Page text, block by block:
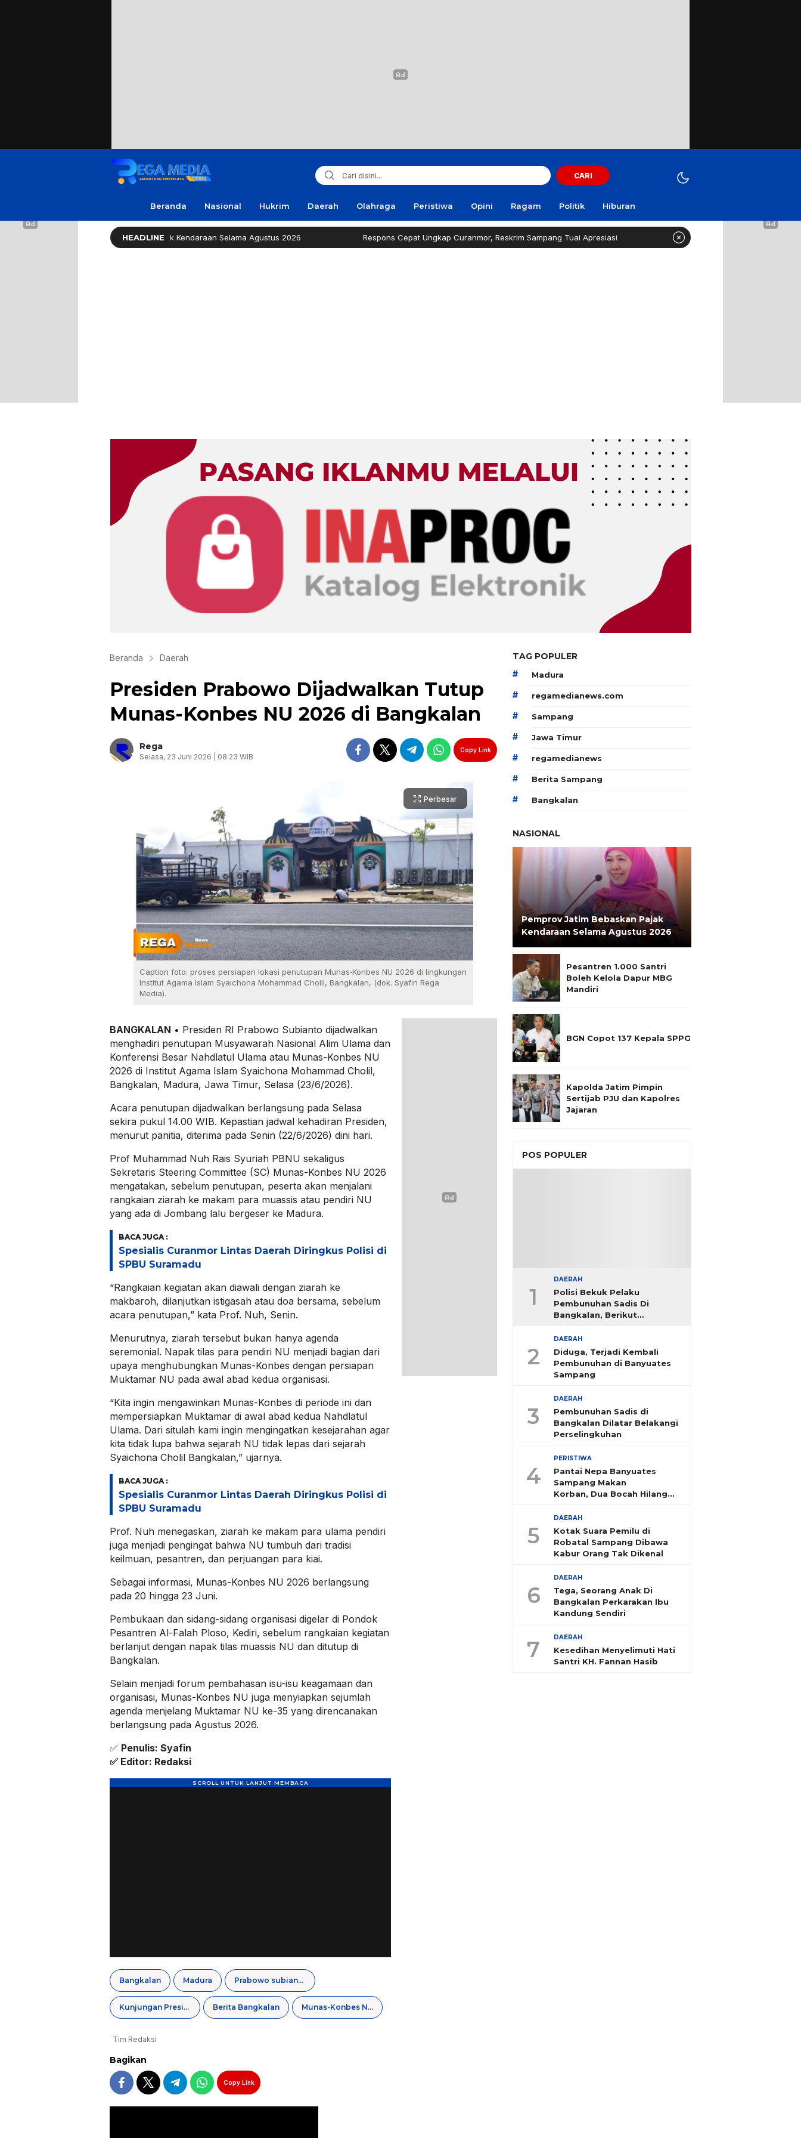
CARI
Beranda Nasional Hukrim Daerah Olahraga Peristiwa Opini Ragam Politik Hiburan
HEADLINE
Pemprov Jatim Bebaskan Pajak Kendaraan Selama Agustus 2026 Respons Cepat Ungkap Curanmor, Reskrim Sampang Tuai Apresiasi Curi Motor! Dua Warga Batuporo Sampang
Beranda Daerah
Presiden Prabowo Dijadwalkan Tutup
Munas-Konbes NU 2026 di Bangkalan
Rega
Selasa, 23 Juni 2026 | 08:23 WIB
Copy Link
Perbesar
Caption foto: proses persiapan lokasi penutupan Munas‑Konbes NU 2026 di lingkungan
Institut Agama Islam Syaichona Mohammad Cholil, Bangkalan, (dok. Syafin Rega
Media).
BANGKALAN • Presiden RI Prabowo Subianto dijadwalkan
menghadiri penutupan Musyawarah Nasional Alim Ulama dan
Konferensi Besar Nahdlatul Ulama atau Munas-Konbes NU
2026 di Institut Agama Islam Syaichona Mohammad Cholil,
Bangkalan, Madura, Jawa Timur, Selasa (23/6/2026).
Acara penutupan dijadwalkan berlangsung pada Selasa
sekira pukul 14.00 WIB. Kepastian jadwal kehadiran Presiden,
menurut panitia, diterima pada Senin (22/6/2026) dini hari.
Prof Muhammad Nuh Rais Syuriah PBNU sekaligus
Sekretaris Steering Committee (SC) Munas-Konbes NU 2026
mengatakan, sebelum penutupan, peserta akan menjalani
rangkaian ziarah ke makam para muassis atau pendiri NU
yang ada di Jombang lalu bergeser ke Madura.
BACA JUGA :
Spesialis Curanmor Lintas Daerah Diringkus Polisi di
SPBU Suramadu
“Rangkaian kegiatan akan diawali dengan ziarah ke
makbaroh, dilanjutkan istigasah atau doa bersama, sebelum
acara penutupan,” kata Prof. Nuh, Senin.
Menurutnya, ziarah tersebut bukan hanya agenda
seremonial. Napak tilas para pendiri NU menjadi bagian dari
upaya menghubungkan Munas-Konbes dengan persiapan
Muktamar NU pada awal abad kedua organisasi.
“Kita ingin mengawinkan Munas-Konbes di periode ini dan
mempersiapkan Muktamar di awal abad kedua Nahdlatul
Ulama. Dari situlah kami ingin mengingatkan kesejarahan agar
kita tidak lupa bahwa sejarah NU tidak lepas dari sejarah
Syaichona Cholil Bangkalan,” ujarnya.
BACA JUGA :
Spesialis Curanmor Lintas Daerah Diringkus Polisi di
SPBU Suramadu
Prof. Nuh menegaskan, ziarah ke makam para ulama pendiri
juga menjadi pengingat bahwa NU tumbuh dari tradisi
keilmuan, pesantren, dan perjuangan para kiai.
Sebagai informasi, Munas-Konbes NU 2026 berlangsung
pada 20 hingga 23 Juni.
Pembukaan dan sidang-sidang organisasi digelar di Pondok
Pesantren Al-Falah Ploso, Kediri, sebelum rangkaian kegiatan
berlanjut dengan napak tilas muassis NU dan ditutup di
Bangkalan.
Selain menjadi forum pembahasan isu-isu keagamaan dan
organisasi, Munas-Konbes NU juga menyiapkan sejumlah
agenda menjelang Muktamar NU ke-35 yang direncanakan
berlangsung pada Agustus 2026.
✅ Penulis: Syafin
✅ Editor: Redaksi
Bangkalan Madura Prabowo subianto
Kunjungan Presiden RI Berita Bangkalan Munas-Konbes NU
Tim Redaksi
Bagikan
Copy Link
TAG POPULER
# Madura
# regamedianews.com
# Sampang
# Jawa Timur
# regamedianews
# Berita Sampang
# Bangkalan
NASIONAL
Pemprov Jatim Bebaskan Pajak
Kendaraan Selama Agustus 2026
Pesantren 1.000 Santri
Boleh Kelola Dapur MBG
Mandiri
BGN Copot 137 Kepala SPPG
Kapolda Jatim Pimpin
Sertijab PJU dan Kapolres
Jajaran
POS POPULER
1
DAERAH
Polisi Bekuk Pelaku
Pembunuhan Sadis Di
Bangkalan, Berikut
2
DAERAH
Diduga, Terjadi Kembali
Pembunuhan di Banyuates
Sampang
3
DAERAH
Pembunuhan Sadis di
Bangkalan Dilatar Belakangi
Perselingkuhan
4
PERISTIWA
Pantai Nepa Banyuates
Sampang Makan
Korban, Dua Bocah Hilang
5
DAERAH
Kotak Suara Pemilu di
Robatal Sampang Dibawa
Kabur Orang Tak Dikenal
6
DAERAH
Tega, Seorang Anak Di
Bangkalan Perkarakan Ibu
Kandung Sendiri
7 DAERAH
Kesedihan Menyelimuti Hati
Santri KH. Fannan Hasib